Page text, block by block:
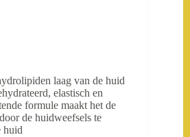
laag van de huid
elastisch en
formule maakt het de
de huidweefsels te
huid